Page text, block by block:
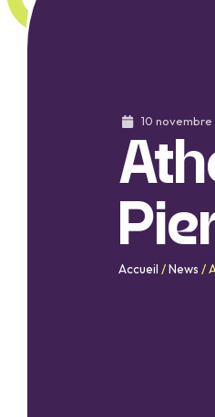
10 novembre
Accueil /News /